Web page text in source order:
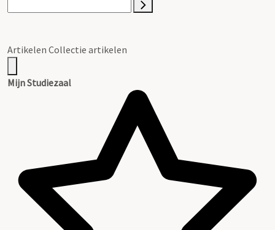
Artikelen Collectie artikelen
Mijn Studiezaal